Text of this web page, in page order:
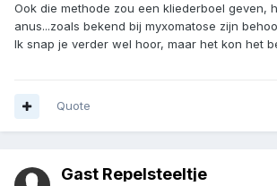
Ook die methode zou een kliederboel geven,
anus...zoals bekend bij myxomatose zijn
Ik snap je verder wel hoor, maar het kon het
Quote
Gast Repelsteeltje